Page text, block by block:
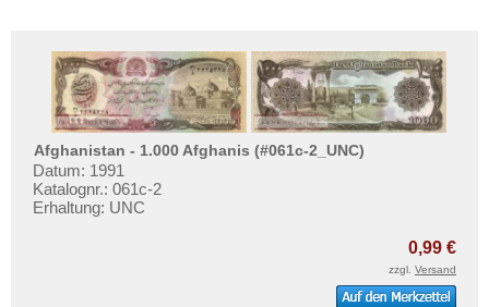
Afghanistan - 1.000 Afghanis (#061c-2_UNC)
Datum: 1991
Katalognr.: 061c-2
Erhaltung: UNC
0,99 €
zzgl. Versand